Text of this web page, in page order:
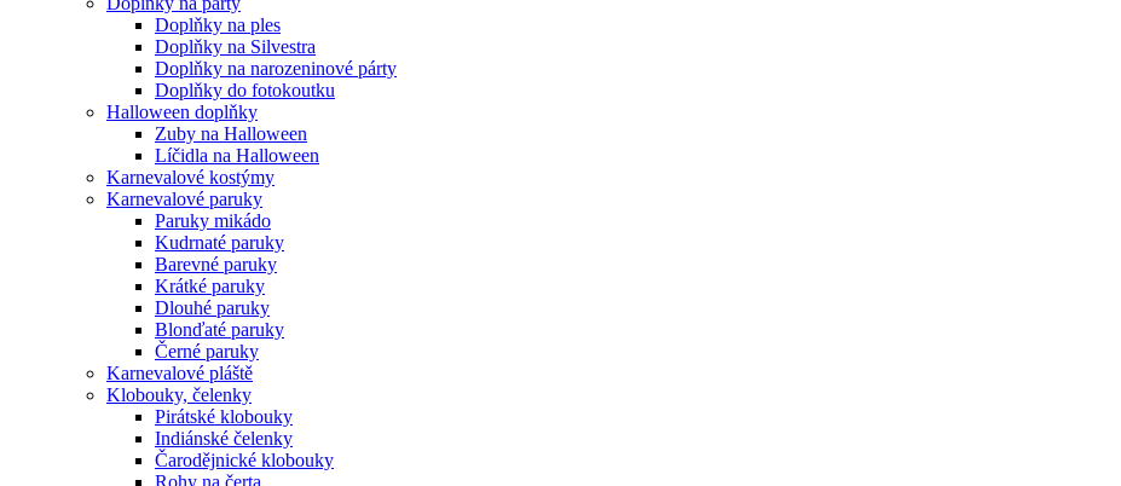
Doplňky na ples
Doplňky na Silvestra
Doplňky na narozeninové párty
Doplňky do fotokoutku
Halloween doplňky
Zuby na Halloween
Líčidla na Halloween
Karnevalové kostýmy
Karnevalové paruky
Paruky mikádo
Kudrnaté paruky
Barevné paruky
Krátké paruky
Dlouhé paruky
Blonďaté paruky
Černé paruky
Karnevalové pláště
Klobouky, čelenky
Pirátské klobouky
Indiánské čelenky
Čarodějnické klobouky
Rohy na čerta